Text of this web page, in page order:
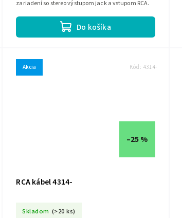
Do košíka
zariadení so stereo výstupom jack a vstupom RCA.
Akcia
–25 %
RCA kábel 4314-
Skladom (>20 ks)
Kód: 4314-